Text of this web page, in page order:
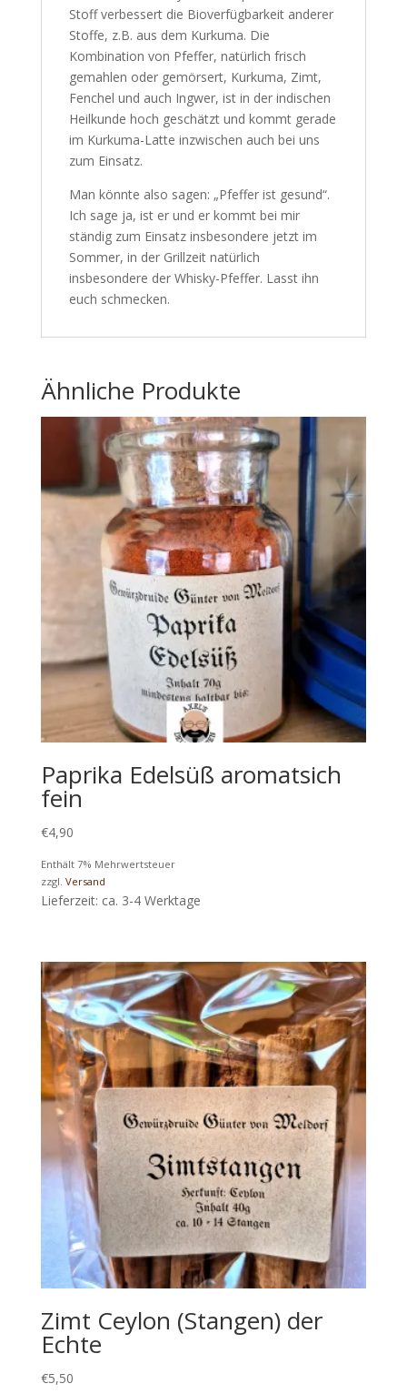
Stoff verbessert die Bioverfügbarkeit anderer
Stoffe, z.B. aus dem Kurkuma. Die
Kombination von Pfeffer, natürlich frisch
gemahlen oder gemörsert, Kurkuma, Zimt,
Fenchel und auch Ingwer, ist in der indischen
Heilkunde hoch geschätzt und kommt gerade
im Kurkuma-Latte inzwischen auch bei uns
zum Einsatz.
Man könnte also sagen: „Pfeffer ist gesund“.
Ich sage ja, ist er und er kommt bei mir
ständig zum Einsatz insbesondere jetzt im
Sommer, in der Grillzeit natürlich
insbesondere der Whisky-Pfeffer. Lasst ihn
euch schmecken.
Ähnliche Produkte
Paprika Edelsüß aromatsich
fein
€4,90
Enthält 7% Mehrwertsteuer
zzgl. Versand
Lieferzeit: ca. 3-4 Werktage
Zimt Ceylon (Stangen) der
Echte
€5,50